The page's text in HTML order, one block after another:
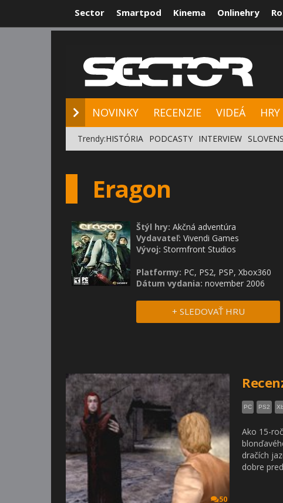
Sector Smartpod Kinema Onlinehry
NOVINKY RECENZIE VIDEÁ HRY
Trendy:HISTÓRIA PODCASTY INTERVIEW
Eragon
Štýl hry: Akčná adventúra
Vydavateľ: Vivendi Games
Vývoj: Stormfront Studios
Platformy: PC, PS2, PSP, Xbox360
Dátum vydania: november 2006
+ SLEDOVAŤ HRU
50
PC PS2
Ako 15-
dračích
dobre